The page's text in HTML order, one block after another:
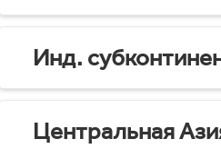
Инд.
Центральная